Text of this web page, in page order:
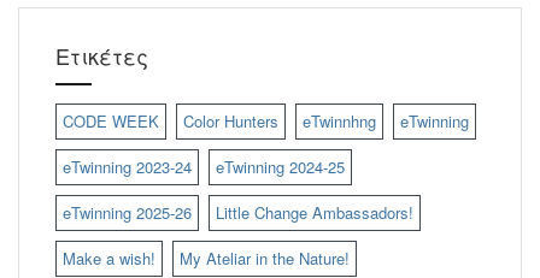
Ετικέτες
CODE WEEK Color Hunters eTwinnhng
eTwinning
eTwinning 2023-24
eTwinning 2024-25
eTwinning 2025-26
Little Change Ambassadors!
Make a wish!
My Ateliar in the Nature!